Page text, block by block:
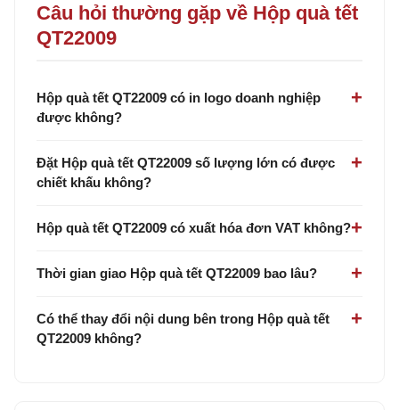
Câu hỏi thường gặp về Hộp quà tết
QT22009
Hộp quà tết QT22009 có in logo doanh nghiệp
được không?
Đặt Hộp quà tết QT22009 số lượng lớn có được
chiết khấu không?
Hộp quà tết QT22009 có xuất hóa đơn VAT không?
Thời gian giao Hộp quà tết QT22009 bao lâu?
Có thể thay đổi nội dung bên trong Hộp quà tết
QT22009 không?